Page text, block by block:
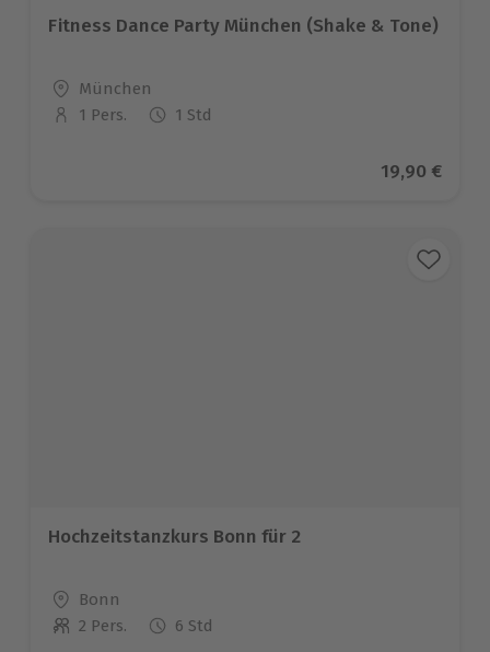
Fitness Dance Party München (Shake & Tone)
Standort
München
Anzahl der Teilnehmer
1 Pers. 1 Std
Aktueller
19,90 €
Hochzeitstanzkurs Bonn für 2
Standort
Bonn
Anzahl der Teilnehmer
2 Pers. 6 Std